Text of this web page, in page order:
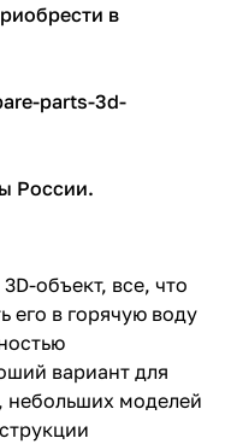
в
parts-3d-
России.
объект, все, что
его в горячую воду
вариант для
небольших моделей